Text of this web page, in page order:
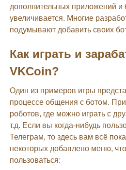
дополнительных приложений и
увеличивается. Многие
подумывают добавить своих
Как играть и
VKCoin?
Один из примеров игры
процессе общения с ботом.
роботов, где можно играть с
т.д. Если вы когда-нибудь
Телеграм, то здесь вам всё
некоторых добавлено меню,
пользоваться: